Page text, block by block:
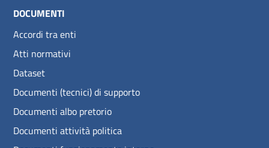
DOCUMENTI
Accordi tra enti
Atti normativi
Dataset
Documenti (tecnici) di supporto
Documenti albo pretorio
Documenti attività politica